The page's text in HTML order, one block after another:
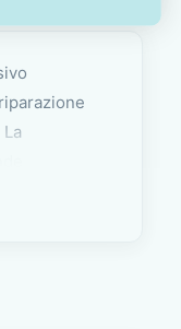
senza
il